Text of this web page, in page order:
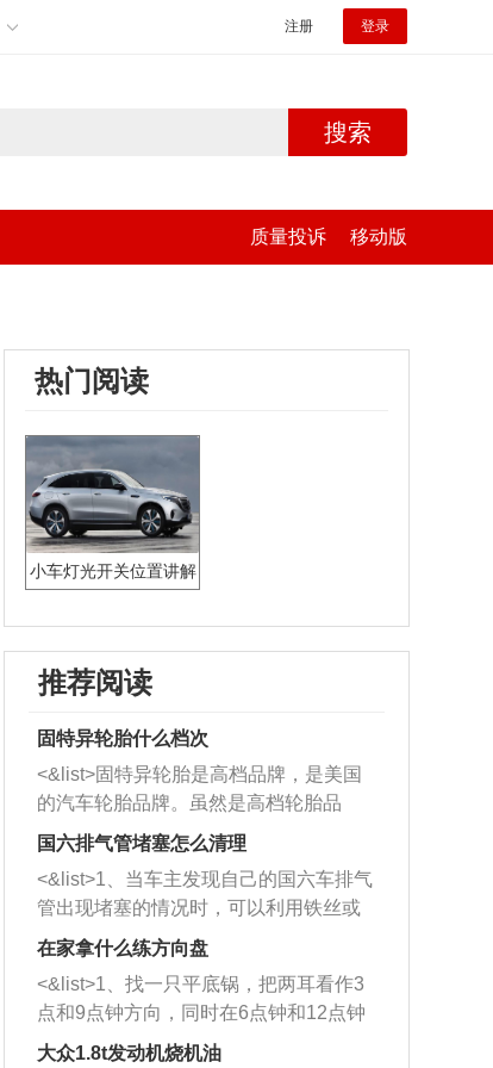
注册 登录
搜索
质量投诉 移动版
热门阅读
小车灯光开关位置讲解
推荐阅读
固特异轮胎什么档次
<&list>固特异轮胎是高档品牌，是美国
的汽车轮胎品牌。虽然是高档轮胎品
牌，但是中高低端的轮胎都有生产，这
也是为了更好的开拓市场。
国六排气管堵塞怎么清理
<&list>1、当车主发现自己的国六车排气
管出现堵塞的情况时，可以利用铁丝或
者是细棍，直接将杂物给取出来，如果
堵塞情况比较严重，也可以采取应急措
施。 <&list>2、直接利用木棍将所有的
杂物推到排气管里面的位置处，然后将
三元催化器拆解开，就可以将堵塞的东
在家拿什么练方向盘
<&list>1、找一只平底锅，把两耳看作3
点和9点钟方向，同时在6点钟和12点钟
方向做一个标记。 <&list>2、双手握住
大众1.8t发动机烧机油